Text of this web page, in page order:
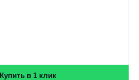
Купить в 1 клик